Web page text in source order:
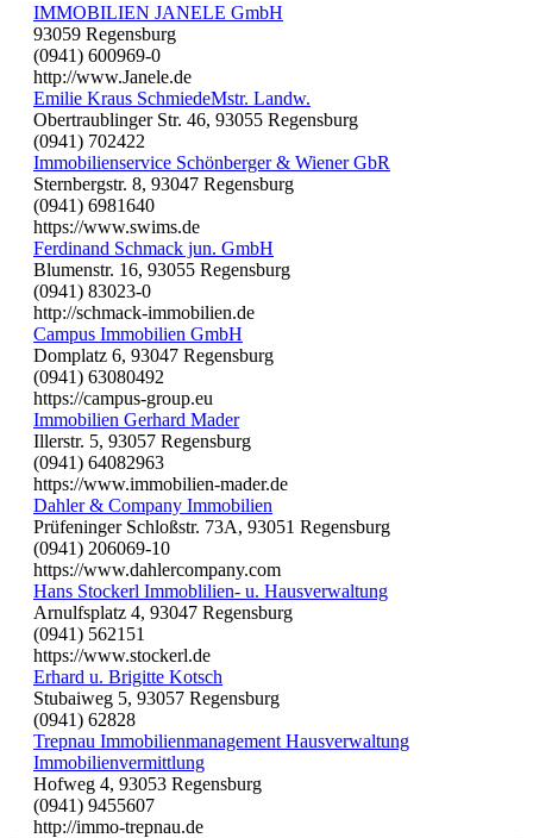
IMMOBILIEN JANELE GmbH
93059 Regensburg
(0941) 600969-0
http://www.Janele.de
Emilie Kraus SchmiedeMstr. Landw.
Obertraublinger Str. 46, 93055 Regensburg
(0941) 702422
Immobilienservice Schönberger & Wiener GbR
Sternbergstr. 8, 93047 Regensburg
(0941) 6981640
https://www.swims.de
Ferdinand Schmack jun. GmbH
Blumenstr. 16, 93055 Regensburg
(0941) 83023-0
http://schmack-immobilien.de
Campus Immobilien GmbH
Domplatz 6, 93047 Regensburg
(0941) 63080492
https://campus-group.eu
Immobilien Gerhard Mader
Illerstr. 5, 93057 Regensburg
(0941) 64082963
https://www.immobilien-mader.de
Dahler & Company Immobilien
Prüfeninger Schloßstr. 73A, 93051 Regensburg
(0941) 206069-10
https://www.dahlercompany.com
Hans Stockerl Immoblilien- u. Hausverwaltung
Arnulfsplatz 4, 93047 Regensburg
(0941) 562151
https://www.stockerl.de
Erhard u. Brigitte Kotsch
Stubaiweg 5, 93057 Regensburg
(0941) 62828
Trepnau Immobilienmanagement Hausverwaltung
Immobilienvermittlung
Hofweg 4, 93053 Regensburg
(0941) 9455607
http://immo-trepnau.de